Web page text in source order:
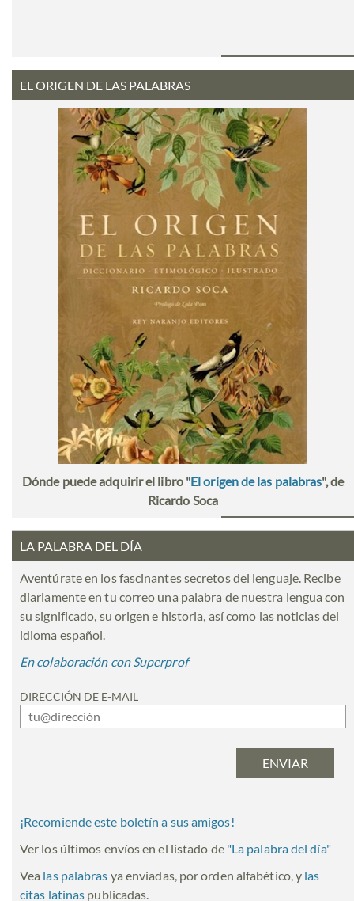
EL ORIGEN DE LAS PALABRAS
Dónde puede adquirir el libro "El origen de las palabras", de
Ricardo Soca
LA PALABRA DEL DÍA
Aventúrate en los fascinantes secretos del lenguaje. Recibe
diariamente en tu correo una palabra de nuestra lengua con
su significado, su origen e historia, así como las noticias del
idioma español.
En colaboración con Superprof
DIRECCIÓN DE E-MAIL
¡Recomiende este boletín a sus amigos!
Ver los últimos envíos en el listado de "La palabra del día"
Vea las palabras ya enviadas, por orden alfabético, y las
citas latinas publicadas.